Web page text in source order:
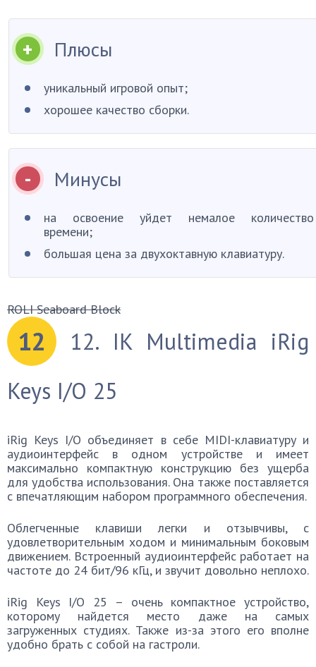
Плюсы
уникальный игровой опыт;
хорошее качество сборки.
Минусы
на освоение уйдет немалое количество
времени;
большая цена за двухоктавную клавиатуру.
ROLI Seaboard Block
12
12. IK Multimedia iRig
Keys I/O 25
iRig Keys I/O объединяет в себе MIDI-клавиатуру и
аудиоинтерфейс в одном устройстве и имеет
максимально компактную конструкцию без ущерба
для удобства использования. Она также поставляется
с впечатляющим набором программного обеспечения.
Облегченные клавиши легки и отзывчивы, с
удовлетворительным ходом и минимальным боковым
движением. Встроенный аудиоинтерфейс работает на
частоте до 24 бит/96 кГц, и звучит довольно неплохо.
iRig Keys I/O 25 – очень компактное устройство,
которому найдется место даже на самых
загруженных студиях. Также из-за этого его вполне
удобно брать с собой на гастроли.